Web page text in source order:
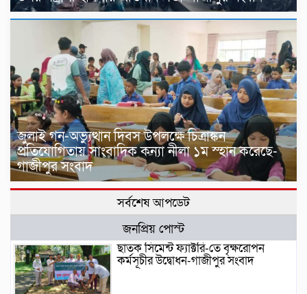
জুলাই গন-অভ্যুত্থান দিবস উপলক্ষে চিত্রাঙ্কন
প্রতিযোগিতায় সাংবাদিক কন্যা নীলা ১ম স্হান করেছে-
গাজীপুর সংবাদ
সর্বশেষ আপডেট
জনপ্রিয় পোস্ট
ছাতক সিমেন্ট ফ্যাক্টরি-তে বৃক্ষরোপন
কর্মসূচীর উদ্বোধন-গাজীপুর সংবাদ